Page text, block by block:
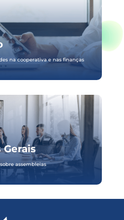
na cooperativa e nas finanças
assembleias